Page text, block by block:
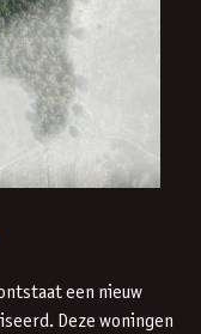
een nieuw
Deze woningen